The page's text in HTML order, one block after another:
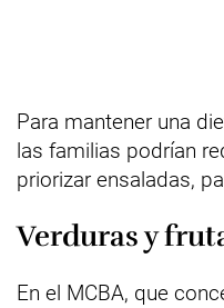
Para mantener una
las familias podrían
priorizar ensaladas,
Verduras y
En el MCBA, que